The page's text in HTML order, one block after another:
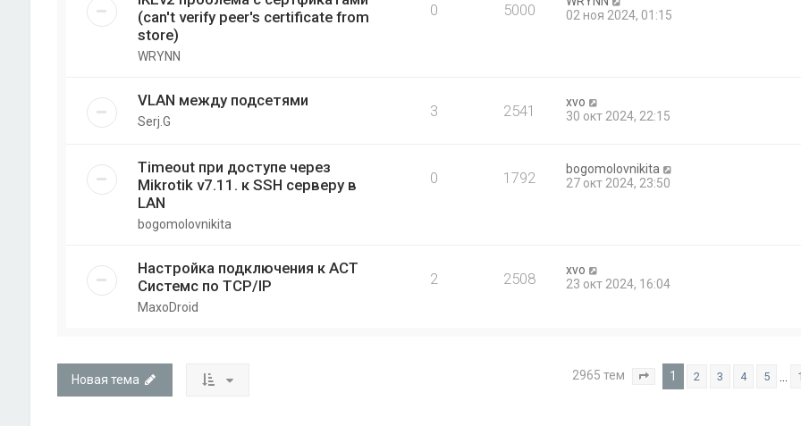
(can't verify peer's certificate from
store)
WRYNN
0 5000
02 ноя 2024, 01:15
VLAN между подсетями
Serj.G
3 2541
xvo
30 окт 2024, 22:15
Timeout при доступе через
Mikrotik v7.11. к SSH серверу в
LAN
bogomolovnikita
0 1792
bogomolovnikita
27 окт 2024, 23:50
Настройка подключения к АСТ
Системс по TCP/IP
MaxoDroid
2 2508
xvo
23 окт 2024, 16:04
Новая тема 2965 тем Страница из 119
1 2 3 4 5